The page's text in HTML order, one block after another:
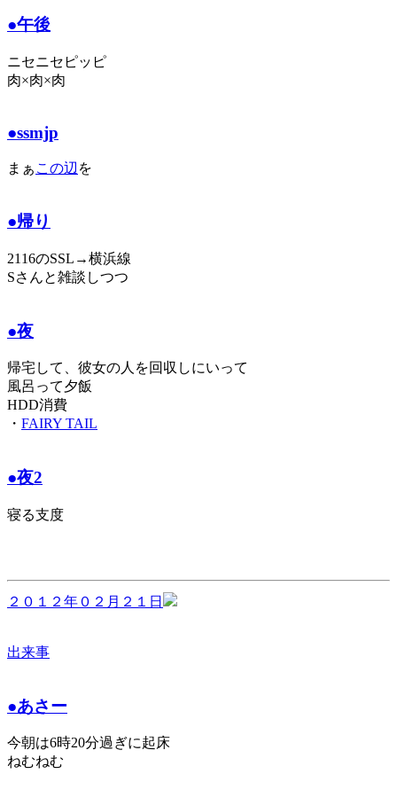
●午後
ニセニセピッピ
肉×肉×肉
●ssmjp
まぁ この辺 を
●帰り
2116のSSL→横浜線
Sさんと雑談しつつ
●夜
帰宅して、彼女の人を回収しにいって
風呂って夕飯
HDD消費
・ FAIRY TAIL
●夜2
寝る支度
２０１２年０２月２１日
出来事
●あさー
今朝は6時20分過ぎに起床
ねむねむ